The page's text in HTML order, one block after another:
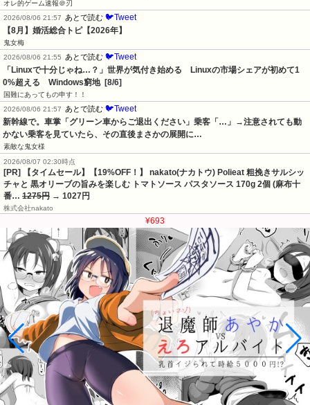
2026/08/06 21:57 あとで読む 🐦Tweet
【8月】婚活総合トピ【2026年】
鬼女梅
2026/08/06 21:55 あとで読む 🐦Tweet
「Linuxで十分じゃね…？」世界が気付き始める　Linuxの市場シェアが初めて1
0%超える　Windows窮地  [8/6]
国難にあってもの申す！！
2026/08/06 21:57 あとで読む 🐦Tweet
新幹線で。車掌「グリーン車からご退出ください」乗客「…」→注意されても動
かない乗客を見ていたら、その直後まさかの展開に…
素敵な鬼女様
2026/08/07 02:30時点
[PR] 【タイムセール】【19%OFF！】 nakato(ナカトウ) Polieat 粗挽きサルシッ
チャと 黒オリーブの旨みを楽しむ トマトソース パスタソース 170g 2個 (麻布十
番…1275円→ 1027円
株式会社nakato
¥693